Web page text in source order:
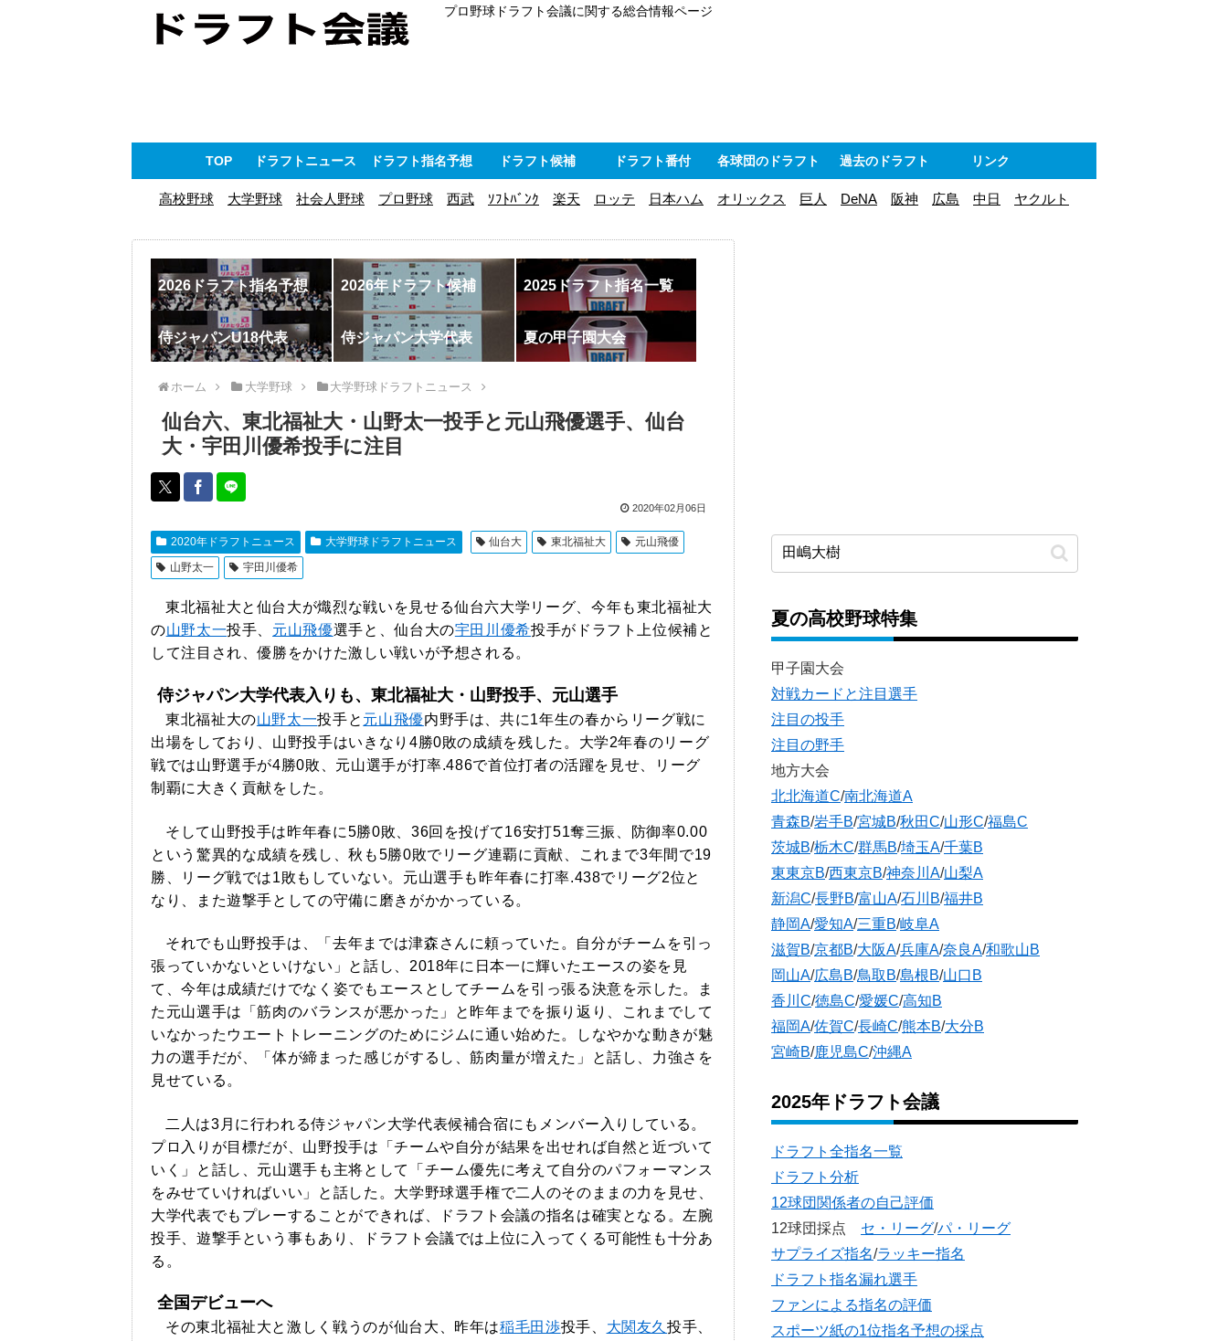
プロ野球ドラフト会議に関する総合情報ページ
TOP ドラフトニュース ドラフト指名予想 ドラフト候補 ドラフト番付 各球団のドラフト 過去のドラフト リンク
高校野球 大学野球 社会人野球 プロ野球 西武 ｿﾌﾄﾊﾞﾝｸ 楽天 ロッテ 日本ハム オリックス 巨人 DeNA 阪神 広島 中日 ヤクルト
2026ドラフト指名予想 2026年ドラフト候補 2025ドラフト指名一覧
侍ジャパンU18代表 侍ジャパン大学代表 夏の甲子園大会
ホーム 大学野球 大学野球ドラフトニュース
仙台六、東北福祉大・山野太一投手と元山飛優選手、仙台
大・宇田川優希投手に注目
2020年02月06日
2020年ドラフトニュース 大学野球ドラフトニュース 仙台大 東北福祉大
元山飛優
山野太一
宇田川優希
東北福祉大と仙台大が熾烈な戦いを見せる仙台六大学リーグ、今年も東北福祉大
の山野太一投手、 元山飛優選手と、仙台大の宇田川優希投手がドラフト上位候補と
して注目され、優勝をかけた激しい戦いが予想される。
侍ジャパン大学代表入りも、東北福祉大・山野投手、元山選手
東北福祉大の山野太一投手と 元山飛優内野手は、共に1年生の春からリーグ戦に
出場をしており、山野投手はいきなり4勝0敗の成績を残した。大学2年春のリーグ
戦では山野選手が4勝0敗、元山選手が打率.486で首位打者の活躍を見せ、リーグ
制覇に大きく貢献をした。
そして山野投手は昨年春に5勝0敗、36回を投げて16安打51奪三振、防御率0.00
という驚異的な成績を残し、秋も5勝0敗でリーグ連覇に貢献、これまで3年間で19
勝、リーグ戦では1敗もしていない。元山選手も昨年春に打率.438でリーグ2位と
なり、また遊撃手としての守備に磨きがかかっている。
それでも山野投手は、「去年までは津森さんに頼っていた。自分がチームを引っ
張っていかないといけない」と話し、2018年に日本一に輝いたエースの姿を見
て、今年は成績だけでなく姿でもエースとしてチームを引っ張る決意を示した。ま
た元山選手は「筋肉のバランスが悪かった」と昨年までを振り返り、これまでして
いなかったウエートトレーニングのためにジムに通い始めた。しなやかな動きが魅
力の選手だが、「体が締まった感じがするし、筋肉量が増えた」と話し、力強さを
見せている。
二人は3月に行われる侍ジャパン大学代表候補合宿にもメンバー入りしている。
プロ入りが目標だが、山野投手は「チームや自分が結果を出せれば自然と近づいて
いく」と話し、元山選手も主将として「チーム優先に考えて自分のパフォーマンス
をみせていければいい」と話した。大学野球選手権で二人のそのままの力を見せ、
大学代表でもプレーすることができれば、ドラフト会議の指名は確実となる。左腕
投手、遊撃手という事もあり、ドラフト会議では上位に入ってくる可能性も十分あ
る。
全国デビューへ
その東北福祉大と激しく戦うのが仙台大、昨年は稲毛田渉投手、 大関友久投手、
夏の高校野球特集
甲子園大会
対戦カードと注目選手
注目の投手
注目の野手
地方大会
北北海道C/南北海道A
青森B/岩手B/宮城B/秋田C/山形C/福島C
茨城B/栃木C/群馬B/埼玉A/千葉B
東東京B/西東京B/神奈川A/山梨A
新潟C/長野B/富山A/石川B/福井B
静岡A/愛知A/三重B/岐阜A
滋賀B/京都B/大阪A/兵庫A/奈良A/和歌山B
岡山A/広島B/鳥取B/島根B/山口B
香川C/徳島C/愛媛C/高知B
福岡A/佐賀C/長崎C/熊本B/大分B
宮崎B/鹿児島C/沖縄A
2025年ドラフト会議
ドラフト全指名一覧
ドラフト分析
12球団関係者の自己評価
12球団採点 セ・リーグ/パ・リーグ
サプライズ指名/ラッキー指名
ドラフト指名漏れ選手
ファンによる指名の評価
スポーツ紙の1位指名予想の採点